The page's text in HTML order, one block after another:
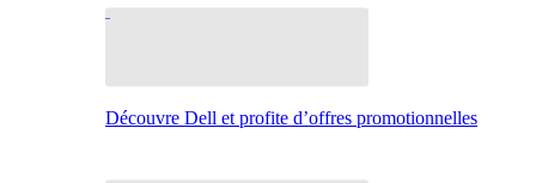
Découvre Dell et profite d’offres promotionnelles